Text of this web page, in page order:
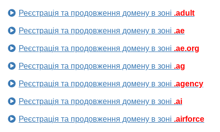
Реєстрація та продовження домену в зоні .adult
Реєстрація та продовження домену в зоні .ae
Реєстрація та продовження домену в зоні .ae.org
Реєстрація та продовження домену в зоні .ag
Реєстрація та продовження домену в зоні .agency
Реєстрація та продовження домену в зоні .ai
Реєстрація та продовження домену в зоні .airforce